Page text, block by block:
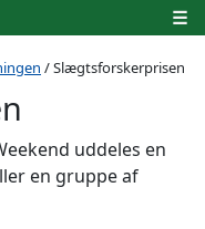
☰
/ Slægtsforskerprisen
uddeles en
en gruppe af